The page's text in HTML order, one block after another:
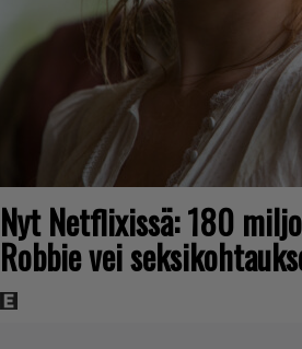
Nyt Netflixissä: 180
Robbie vei